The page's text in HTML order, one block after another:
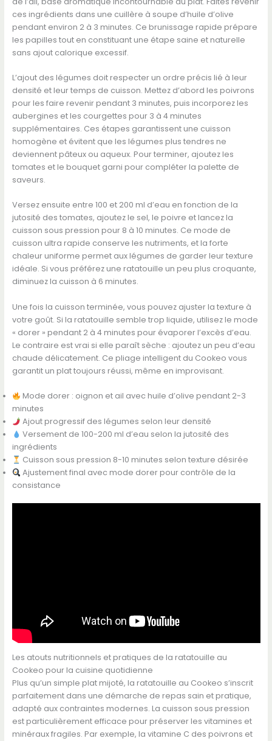
ces ingrédients dans une cuillère à soupe d’huile d’olive
pendant environ 2 à 3 minutes. Ce brunissage rapide prépare
les papilles tout en constituant une étape saine et naturelle
sans ajout calorique excessif.
L’ajout des légumes doit respecter un ordre précis lié à leur
densité et leur temps de cuisson. Mettez d’abord les poivrons
pour les faire revenir pendant 3 minutes, puis incorporez les
aubergines et les courgettes pour 3 à 4 minutes
supplémentaires. Ces étapes garantissent une cuisson
homogène et évitent que les légumes plus tendres ne
deviennent pâteux ou aqueux. Pour terminer, ajoutez les
tomates et le bouquet garni pour compléter la palette de
saveurs.
Versez ensuite entre 100 et 200 ml d’eau en fonction de la
jutosité des tomates, ajoutez le sel, le poivre et lancez la
cuisson sous pression pour 8 à 10 minutes. Ce mode de
cuisson ultra rapide conserve les nutriments, et la forte
chaleur uniforme permet aux légumes de garder leur texture
idéale. Si vous préférez une ratatouille un peu plus croquante,
diminuez la cuisson à 6 minutes.
Une fois la cuisson terminée, vous pouvez ajuster la texture à
votre goût. Si la ratatouille semble trop liquide, utilisez le mode
« dorer » pendant 2 à 4 minutes pour évaporer l’excès d’eau.
Le contraire est vrai si elle paraît sèche : ajoutez un peu d’eau
chaude délicatement. Ce pliage intelligent du Cookeo vous
garantit un plat toujours réussi, même en improvisant.
Mode dorer : oignon et ail avec huile d’olive pendant 2-3
minutes
Ajout progressif des légumes selon leur densité
Versement de 100-200 ml d’eau selon la jutosité des
ingrédients
Cuisson sous pression 8-10 minutes selon texture désirée
Ajustement final avec mode dorer pour contrôle de la
consistance
Les atouts nutritionnels et pratiques de la ratatouille au
Cookeo pour la cuisine quotidienne
Plus qu’un simple plat mijoté, la ratatouille au Cookeo s’inscrit
parfaitement dans une démarche de repas sain et pratique,
adapté aux contraintes modernes. La cuisson sous pression
est particulièrement efficace pour préserver les vitamines et
minéraux fragiles. Par exemple, la vitamine C des poivrons et